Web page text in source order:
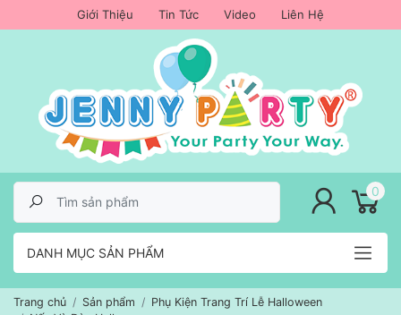
Giới Thiệu Tin Tức Video Liên Hệ
DANH MỤC SẢN PHẨM
0
Trang chủ Sản phẩm
Phụ Kiện Trang Trí Lễ Halloween